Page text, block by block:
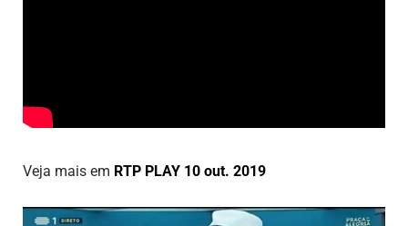
Veja mais em RTP PLAY 10 out. 2019